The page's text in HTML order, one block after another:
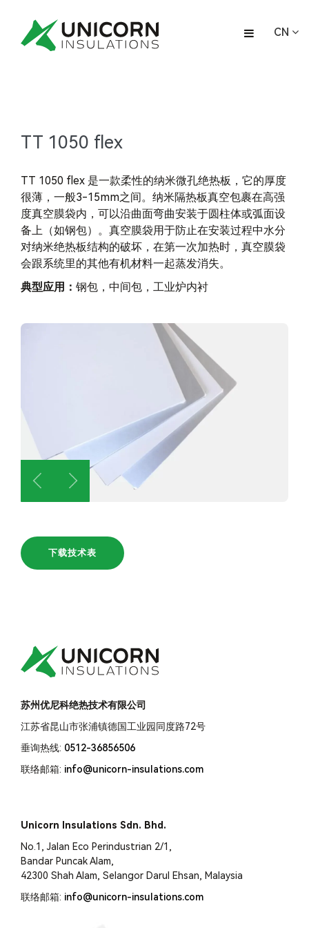
CN
TT 1050 flex
TT 1050 flex 是一款柔性的纳米微孔绝热板，它的厚度
很薄，一般3-15mm之间。纳米隔热板真空包裹在高强
度真空膜袋内，可以沿曲面弯曲安装于圆柱体或弧面设
备上（如钢包）。真空膜袋用于防止在安装过程中水分
对纳米绝热板结构的破坏，在第一次加热时，真空膜袋
会跟系统里的其他有机材料一起蒸发消失。
典型应用： 钢包，中间包，工业炉内衬
下载技术表
苏州优尼科绝热技术有限公司
江苏省昆山市张浦镇德国工业园同度路72号
垂询热线: 0512-36856506
联络邮箱: info@unicorn-insulations.com
Unicorn Insulations Sdn. Bhd.
No.1, Jalan Eco Perindustrian 2/1,
Bandar Puncak Alam,
42300 Shah Alam, Selangor Darul Ehsan, Malaysia
联络邮箱: info@unicorn-insulations.com